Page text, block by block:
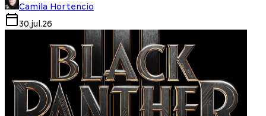
Camila Hortencio
30.jul.26